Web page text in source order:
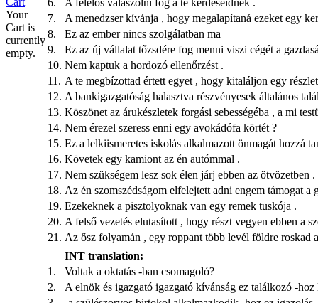
Your
Cart is
currently
empty.
6.
A felelős válaszolni fog a te kérdéseidnek .
7.
A menedzser kívánja , hogy megalapítaná ezeket egy
8.
Ez az ember nincs szolgálatban ma
9.
Ez az új vállalat tőzsdére fog menni viszi cégét a
10. Nem kaptuk a hordozó ellenőrzést .
11. A te megbízottad értett egyet , hogy kitaláljon egy
12. A bankigazgatóság halasztva részvényesek általános
13. Köszönet az árukészletek forgási sebességéba , a mi
14. Nem érezel szeress enni egy avokádófa körtét ?
15. Ez a lelkiismeretes iskolás alkalmazott önmagát hozzá
16. Követek egy kamiont az én autómmal .
17. Nem szükségem lesz sok élen járj ebben az ötvözetben .
18. Az én szomszédságom elfelejtett adni engem támogat a
19. Ezekeknek a pisztolyoknak van egy remek tuskója .
20. A felső vezetés elutasított , hogy részt vegyen ebben a
21. Az ősz folyamán , egy roppant több levél földre roskad
INT translation:
1.
Voltak a oktatás -ban csomagoló?
2.
A elnök és igazgató igazgató kívánság ez találkozó -